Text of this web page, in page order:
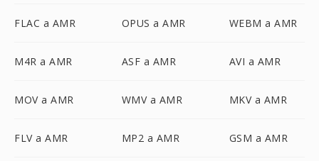
FLAC a AMR OPUS a AMR WEBM a AMR
M4R a AMR ASF a AMR AVI a AMR
MOV a AMR WMV a AMR MKV a AMR
FLV a AMR MP2 a AMR GSM a AMR